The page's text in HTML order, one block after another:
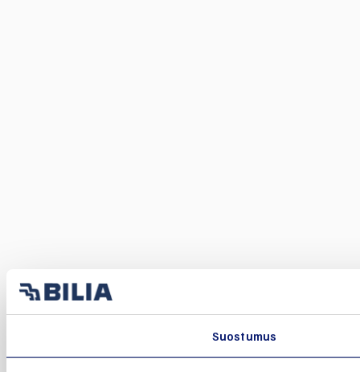
Suostumus